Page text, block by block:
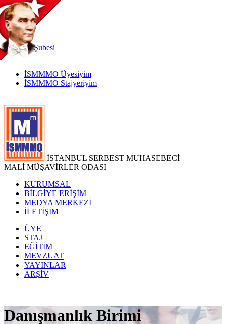
TR
|
EN
İnternetŞubesi
İSMMMO Üyesiyim
İSMMMO Stajyeriyim
İSTANBUL SERBEST MUHASEBECİ
MALİ MÜŞAVİRLER ODASI
KURUMSAL
BİLGİYE ERİŞİM
MEDYA MERKEZİ
İLETİŞİM
ÜYE
STAJ
EĞİTİM
MEVZUAT
YAYINLAR
ARŞİV
Danışmanlık Birimi